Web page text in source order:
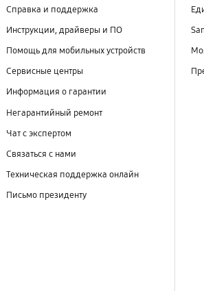
Справка и поддержка
Инструкции, драйверы и ПО
Помощь для мобильных устройств
Сервисные центры
Информация о гарантии
Негарантийный ремонт
Чат с экспертом
Связаться с нами
Техническая поддержка онлайн
Письмо президенту